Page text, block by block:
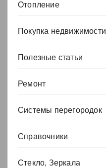
Отопление
Покупка недвижимости
Полезные статьи
Ремонт
Системы перегородок
Справочники
Стекло, Зеркала